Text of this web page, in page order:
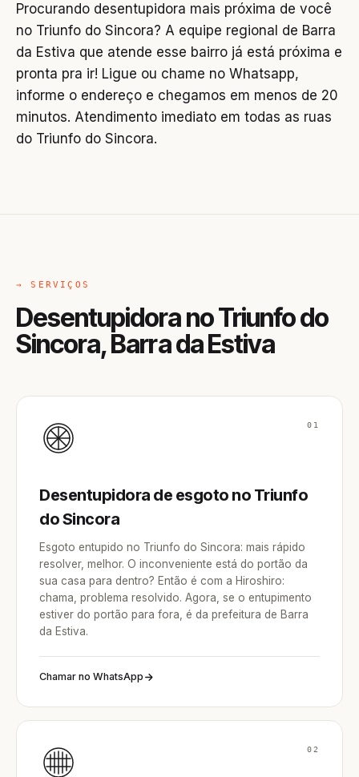
Procurando desentupidora mais próxima de você
no Triunfo do Sincora? A equipe regional de Barra
da Estiva que atende esse bairro já está próxima e
pronta pra ir! Ligue ou chame no Whatsapp,
informe o endereço e chegamos em menos de 20
minutos. Atendimento imediato em todas as ruas
do Triunfo do Sincora.
→ SERVIÇOS
Desentupidora no Triunfo do
Sincora, Barra da Estiva
01
Desentupidora de esgoto no Triunfo
do Sincora
Esgoto entupido no Triunfo do Sincora: mais rápido
resolver, melhor. O inconveniente está do portão da
sua casa para dentro? Então é com a Hiroshiro:
chama, problema resolvido. Agora, se o entupimento
estiver do portão para fora, é da prefeitura de Barra
da Estiva.
Chamar no WhatsApp
02